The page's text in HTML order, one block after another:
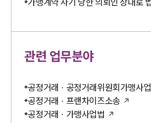
가맹계약 사기 당한 의뢰인 상대로
관련 업무분야
공정거래 · 공정거래위원회가맹사
공정거래 · 프랜차이즈소송
공정거래 · 가맹사업법